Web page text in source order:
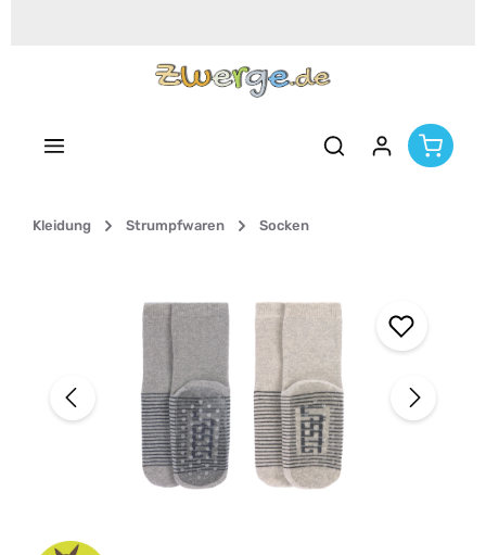
Kleidung Strumpfwaren Socken